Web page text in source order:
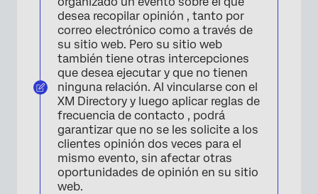
desea recopilar opinión , tanto por
correo electrónico como a través de
su sitio web. Pero su sitio web
también tiene otras intercepciones
que desea ejecutar y que no tienen
ninguna relación. Al vincularse con el
XM Directory y luego aplicar reglas de
frecuencia de contacto , podrá
garantizar que no se les solicite a los
clientes opinión dos veces para el
mismo evento, sin afectar otras
oportunidades de opinión en su sitio
web.